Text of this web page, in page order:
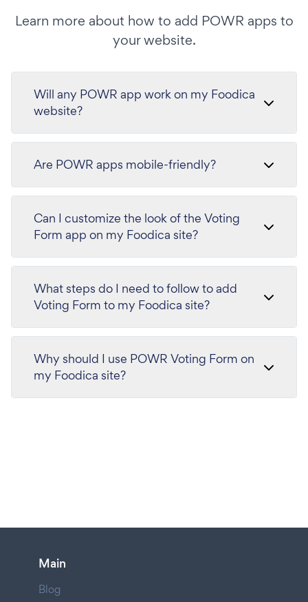
Learn more about how to add POWR apps to
your website.
Will any POWR app work on my Foodica
website?
Are POWR apps mobile-friendly?
Can I customize the look of the Voting
Form app on my Foodica site?
What steps do I need to follow to add
Voting Form to my Foodica site?
Why should I use POWR Voting Form on
my Foodica site?
Main
Blog